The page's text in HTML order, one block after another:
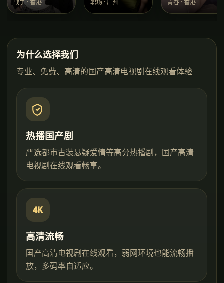
战争 ·香港 职场 · 广州 青春 ·香港
为什么选择我们
专业、免费、高清的国产高清电视剧在线观看体验
热播国产剧
严选都市古装悬疑爱情等高分热播剧，国产高清
电视剧在线观看畅享。
4K
高清流畅
国产高清电视剧在线观看，弱网环境也能流畅播
放，多码率自适应。